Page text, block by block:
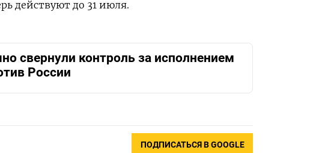
действуют до 31 июля.
свернули контроль за исполнением
России
ПОДПИСАТЬСЯ В GOOGLE